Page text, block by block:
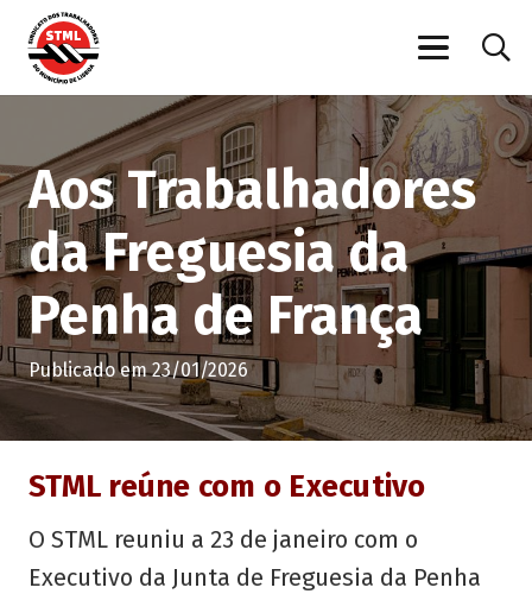
Aos Trabalhadores
da Freguesia da
Penha de França
Publicado em23/01/2026
STML reúne com o Executivo
O STML reuniu a 23 de janeiro com o
Executivo da Junta de Freguesia da Penha